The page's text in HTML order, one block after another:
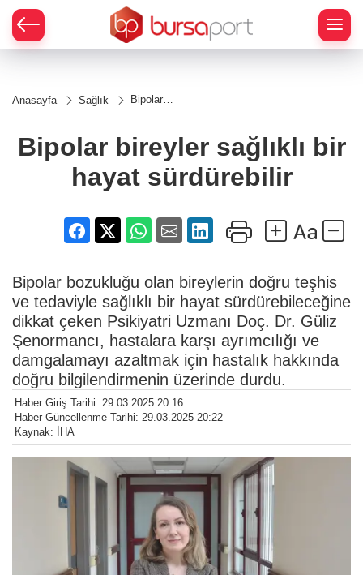
Anasayfa Sağlık
Bipolar
hayat
sürdürebilir
Bipolar bireyler sağlıklı bir
hayat sürdürebilir
Bipolar bozukluğu olan bireylerin doğru teşhis
ve tedaviyle sağlıklı bir hayat sürdürebileceğine
dikkat çeken Psikiyatri Uzmanı Doç. Dr. Güliz
Şenormancı, hastalara karşı ayrımcılığı ve
damgalamayı azaltmak için hastalık hakkında
doğru bilgilendirmenin üzerinde durdu.
Haber Giriş Tarihi: 29.03.2025 20:16
Haber Güncellenme Tarihi: 29.03.2025 20:22
Kaynak: İHA